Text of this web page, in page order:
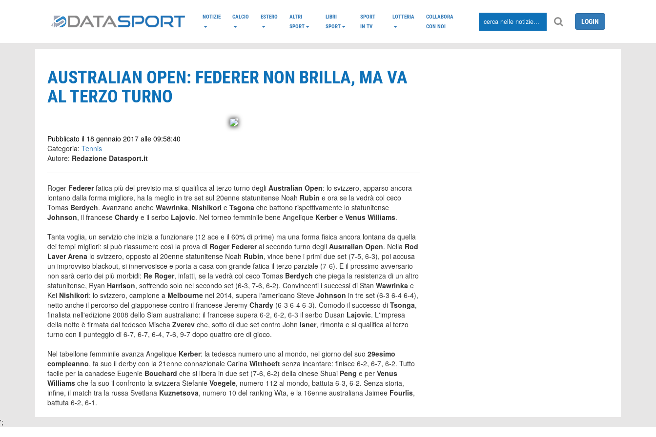
NOTIZIE CALCIO ESTERO
ALTRI
SPORT
LIBRI
SPORT
SPORT
IN TV
LOTTERIA
COLLABORA
CON NOI
LOGIN
AUSTRALIAN OPEN: FEDERER NON BRILLA, MA VA
AL TERZO TURNO
Pubblicato il 18 gennaio 2017 alle 09:58:40
Categoria: Tennis
Autore: Redazione Datasport.it
Roger Federerfatica più del previsto ma si qualifica al terzo turno degli Australian Open: lo svizzero, apparso ancora
lontano dalla forma migliore, ha la meglio in tre set sul 20enne statunitense Noah Rubin e ora se la vedrà col ceco
Tomas Berdych. Avanzano anche Wawrinka, Nishikori e Tsgona che battono rispettivamente lo statunitense
Johnson, il francese Chardy e il serbo Lajovic. Nel torneo femminile bene Angelique Kerbere Venus Williams.
Tanta voglia, un servizio che inizia a funzionare (12 ace e il 60% di prime) ma una forma fisica ancora lontana da quella
dei tempi migliori: si può riassumere così la prova di Roger Federeral secondo turno degli Australian Open. Nella Rod
Laver Arena lo svizzero, opposto al 20enne statunitense Noah Rubin, vince bene i primi due set (7-5, 6-3), poi accusa
un improvviso blackout, si innervosisce e porta a casa con grande fatica il terzo parziale (7-6). E il prossimo avversario
non sarà certo dei più morbidi: Re Roger, infatti, se la vedrà col ceco Tomas Berdych che piega la resistenza di un altro
statunitense, Ryan Harrison, soffrendo solo nel secondo set (6-3, 7-6, 6-2). Convincenti i successi di Stan Wawrinka e
Kei Nishikori: lo svizzero, campione a Melbourne nel 2014, supera l'americano Steve Johnson in tre set (6-3 6-4 6-4),
netto anche il percorso del giapponese contro il francese Jeremy Chardy (6-3 6-4 6-3). Comodo il successo di Tsonga,
finalista nell'edizione 2008 dello Slam australiano: il francese supera 6-2, 6-2, 6-3 il serbo Dusan Lajovic. L'impresa
della notte è firmata dal tedesco Mischa Zverev che, sotto di due set contro John Isner, rimonta e si qualifica al terzo
turno con il punteggio di 6-7, 6-7, 6-4, 7-6, 9-7 dopo quattro ore di gioco.
Nel tabellone femminile avanza Angelique Kerber: la tedesca numero uno al mondo, nel giorno del suo 29esimo
compleanno, fa suo il derby con la 21enne connazionale Carina Witthoeft senza incantare: finisce 6-2, 6-7, 6-2. Tutto
facile per la canadese Eugenie Bouchard che si libera in due set (7-6, 6-2) della cinese Shuai Peng e per Venus
Williams che fa suo il confronto la svizzera Stefanie Voegele, numero 112 al mondo, battuta 6-3, 6-2. Senza storia,
infine, il match tra la russa Svetlana Kuznetsova, numero 10 del ranking Wta, e la 16enne australiana Jaimee Fourlis,
battuta 6-2, 6-1.
';